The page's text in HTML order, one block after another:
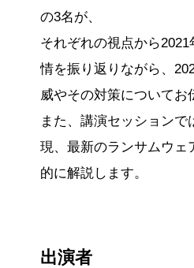
の3名が、
それぞれの視点から
情を振り返りながら、
威やその対策についてお
また、講演セッションで
現、最新のランサムウェ
的に解説します。
出演者